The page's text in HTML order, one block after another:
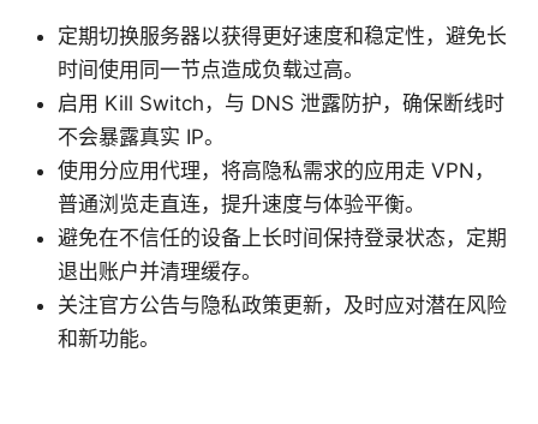
定期切换服务器以获得更好速度和稳定性，避免长
时间使用同一节点造成负载过高。
启用 Kill Switch，与 DNS 泄露防护，确保断线时
不会暴露真实 IP。
使用分应用代理，将高隐私需求的应用走 VPN，
普通浏览走直连，提升速度与体验平衡。
避免在不信任的设备上长时间保持登录状态，定期
退出账户并清理缓存。
关注官方公告与隐私政策更新，及时应对潜在风险
和新功能。